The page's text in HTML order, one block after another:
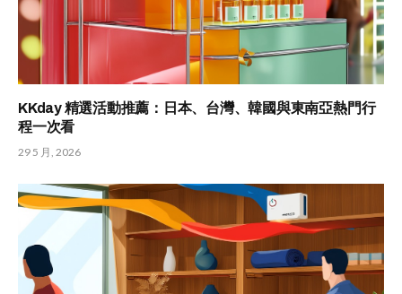
KKday 精選活動推薦：日本、台灣、韓國與東南亞熱門行
程一次看
29 5 月, 2026